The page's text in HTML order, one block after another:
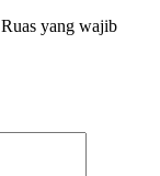
Ruas yang wajib